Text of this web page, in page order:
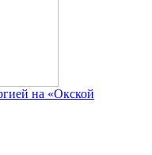
на «Окской